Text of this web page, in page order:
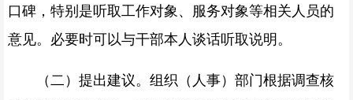
口碑，特别是听取工作对象、服务对象等相关人员的
意见。必要时可以与干部本人谈话听取说明。
（二）提出建议。组织（人事）部门根据调查核